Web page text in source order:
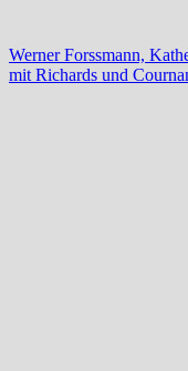
Werner Forssmann,
mit Richards und